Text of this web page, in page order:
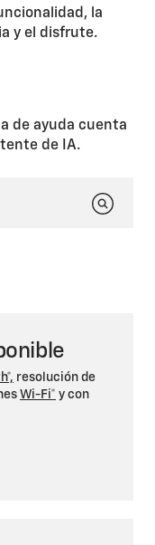
la
y el disfrute.
de ayuda cuenta
de IA.
resolución de
Wi-Fi* y con